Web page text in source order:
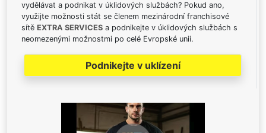
vydělávat a podnikat v úklidových službách? Pokud ano,
využijte možnosti stát se členem mezinárodní franchisové
sítě EXTRA SERVICES a podnikejte v úklidových službách s
neomezenými možnostmi po celé Evropské unii.
Podnikejte v uklízení